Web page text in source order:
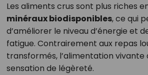
Les aliments crus sont plus riches
minéraux biodisponibles, ce qui
d’améliorer le niveau d’énergie et
fatigue. Contrairement aux repas
transformés, l’alimentation
sensation de légèreté.